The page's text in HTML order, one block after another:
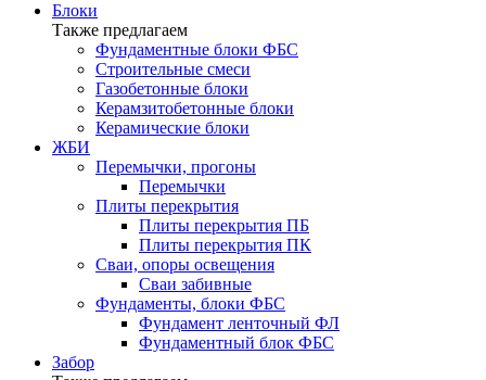
Блоки
Также предлагаем
Фундаментные блоки ФБС
Строительные смеси
Газобетонные блоки
Керамзитобетонные блоки
Керамические блоки
ЖБИ
Перемычки, прогоны
Перемычки
Плиты перекрытия
Плиты перекрытия ПБ
Плиты перекрытия ПК
Сваи, опоры освещения
Сваи забивные
Фундаменты, блоки ФБС
Фундамент ленточный ФЛ
Фундаментный блок ФБС
Забор